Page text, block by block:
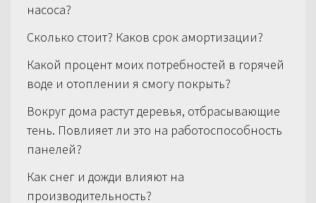
насоса?
Сколько стоит? Каков срок амортизации?
Какой процент моих потребностей в горячей
воде и отоплении я смогу покрыть?
Вокруг дома растут деревья, отбрасывающие
тень. Повлияет ли это на работоспособность
панелей?
Как снег и дожди влияют на
производительность?